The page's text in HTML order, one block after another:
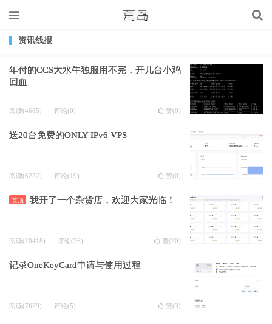
资讯线报
年付的CCS大水牛独服用不完，开几台小鸡
回血
阅读(4685) 评论(0) 赞(0)
送20台免费的ONLY IPv6 VPS
阅读(6222) 评论(19) 赞(0)
我开了一个杂货店，欢迎大家光临！
置顶
阅读(20418) 评论(26) 赞(20)
记录OneKeyCard申请与使用过程
阅读(7629) 评论(5) 赞(3)